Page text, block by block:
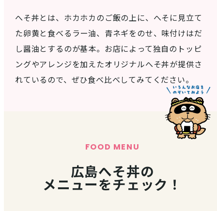
へそ丼とは、ホカホカのご飯の上に、へそに見立て
た卵黄と食べるラー油、青ネギをのせ、味付けはだ
し醤油とするのが基本。お店によって独自のトッピ
ングやアレンジを加えたオリジナルへそ丼が提供さ
れているので、ぜひ食べ比べしてみてください。
FOOD MENU
広島へそ丼の
メニューをチェック！
その他注目コンテンツ